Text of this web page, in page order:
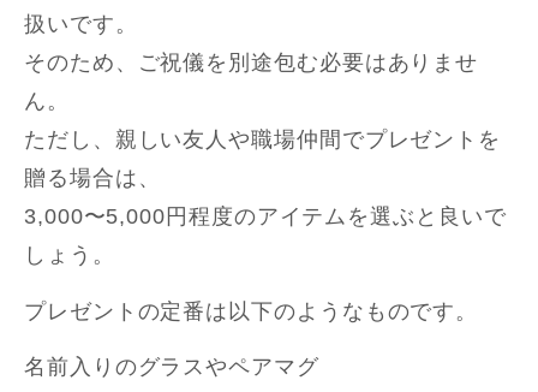
扱いです。
そのため、ご祝儀を別途包む必要はありませ
ん。
ただし、親しい友人や職場仲間でプレゼントを
贈る場合は、
3,000〜5,000円程度のアイテムを選ぶと良いで
しょう。
プレゼントの定番は以下のようなものです。
名前入りのグラスやペアマグ